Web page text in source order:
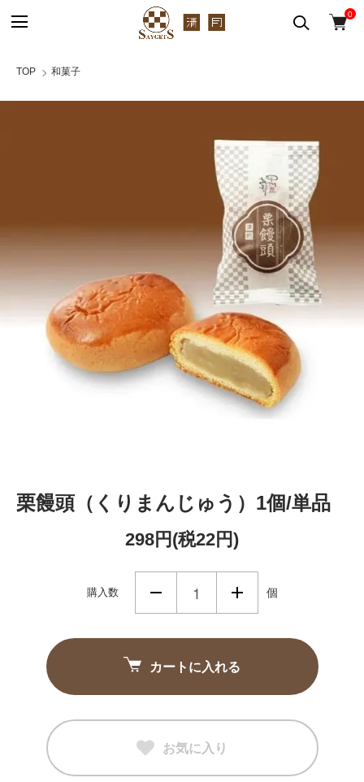
0
TOP 和菓子
栗饅頭（くりまんじゅう）1個/単品
298円(税22円)
購入数 個
カートに入れる
お気に入り